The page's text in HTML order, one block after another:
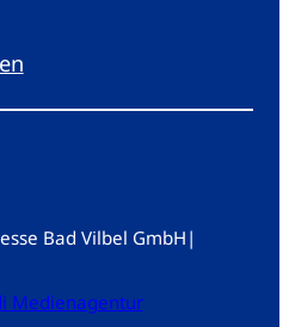
Bad Vilbel GmbH |
Medienagentur